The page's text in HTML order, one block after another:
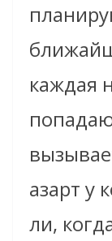
каждая
азарт у
ли,